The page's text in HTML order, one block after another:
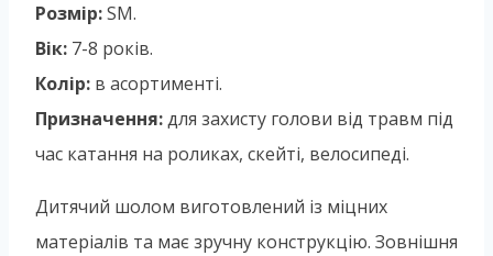
Розмір:SM.
Вік: 7-8 років.
Колір: в асортименті.
Призначення:для захисту голови від травм під
час катання на роликах, скейті, велосипеді.
Дитячий шолом виготовлений із міцних
матеріалів та має зручну конструкцію. Зовнішня